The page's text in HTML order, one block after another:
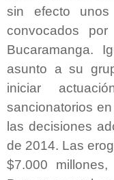
sin efecto
convocados
Bucaramanga.
asunto a su
iniciar
sancionatorios
las decisiones
de 2014. Las
$7.000